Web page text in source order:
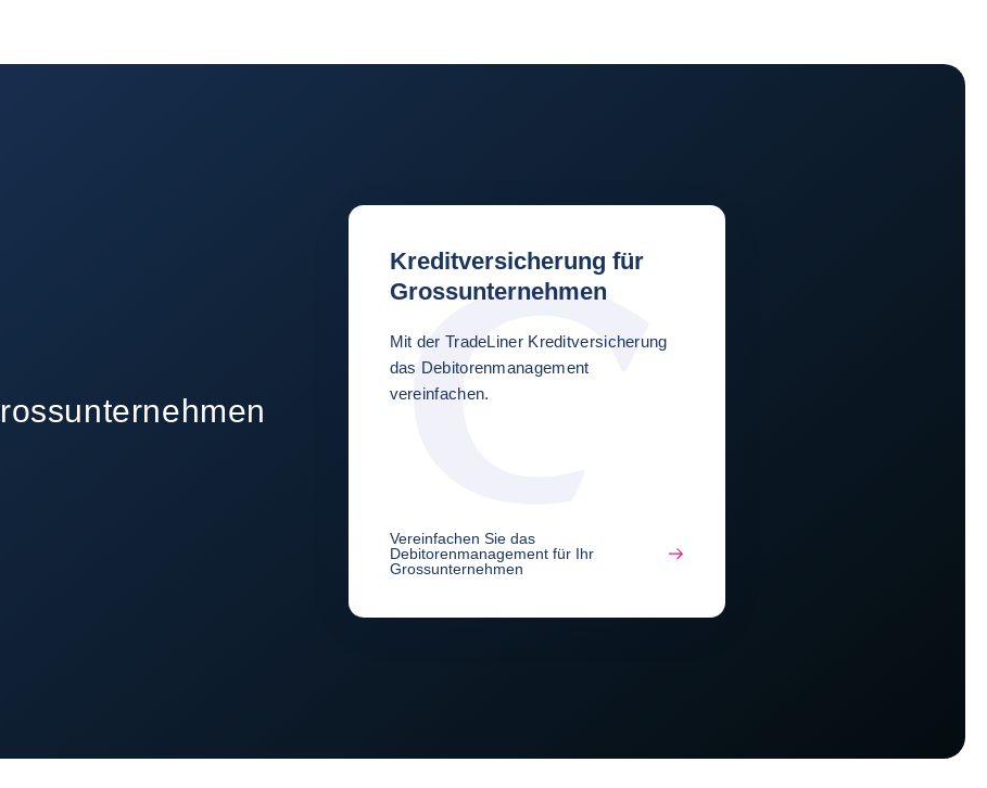
Kreditversicherung für
Grossunternehmen
Mit der TradeLiner Kreditversicherung
das Debitorenmanagement
vereinfachen.
Vereinfachen Sie das
Debitorenmanagement für Ihr
Grossunternehmen